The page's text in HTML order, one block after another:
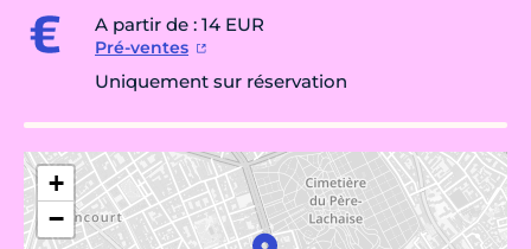
A partir de : 14 EUR
Pré-ventes
Uniquement sur réservation
+
−